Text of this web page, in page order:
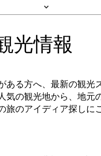
光情報
ある方へ、最新の観光
気の観光地から、地
旅のアイディア探しに